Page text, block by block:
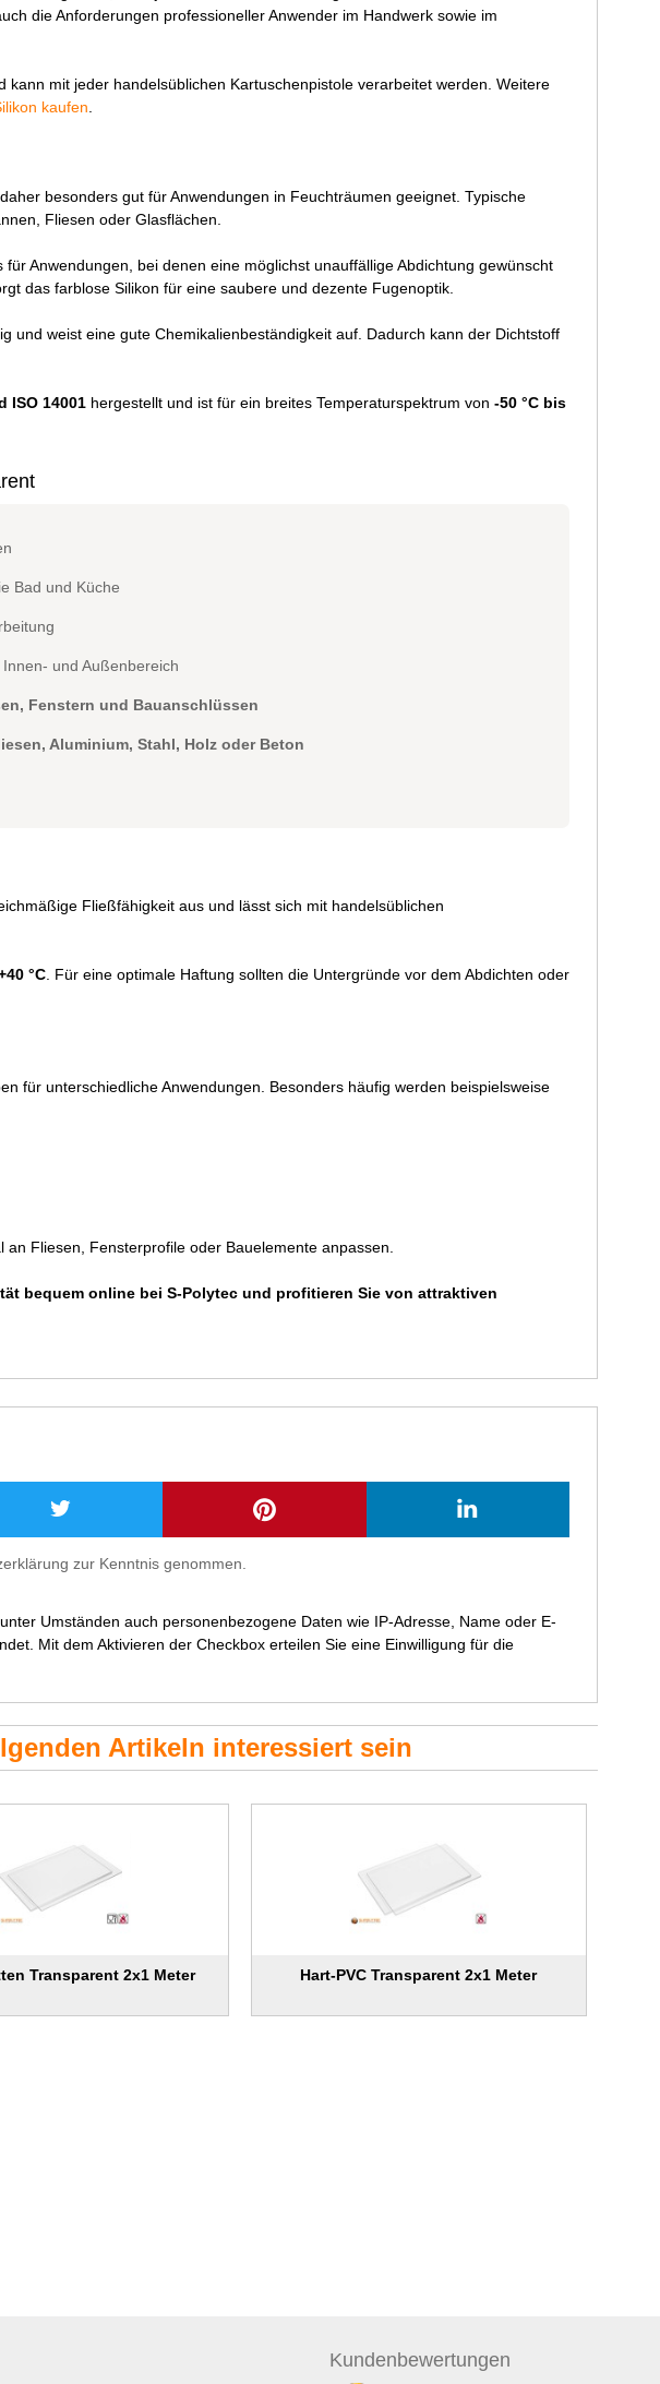
die Anforderungen professioneller Anwender im Handwerk sowie im
kann mit jeder handelsüblichen Kartuschenpistole verarbeitet werden. Weitere
kaufen.
besonders gut für Anwendungen in Feuchträumen geeignet. Typische
Fliesen oder Glasflächen.
Anwendungen, bei denen eine möglichst unauffällige Abdichtung gewünscht
das farblose Silikon für eine saubere und dezente Fugenoptik.
und weist eine gute Chemikalienbeständigkeit auf. Dadurch kann der Dichtstoff
ISO 14001 hergestellt und ist für ein breites Temperaturspektrum von -50 °C bis
Bad und Küche
und Außenbereich
Fenstern und Bauanschlüssen
Aluminium, Stahl, Holz oder Beton
Fließfähigkeit aus und lässt sich mit handelsüblichen
°C. Für eine optimale Haftung sollten die Untergründe vor dem Abdichten oder
für unterschiedliche Anwendungen. Besonders häufig werden beispielsweise
Fliesen, Fensterprofile oder Bauelemente anpassen.
bequem online bei S-Polytec und profitieren Sie von attraktiven
zur Kenntnis genommen.
Umständen auch personenbezogene Daten wie IP-Adresse, Name oder E-
Mit dem Aktivieren der Checkbox erteilen Sie eine Einwilligung für die
Artikeln interessiert sein
Transparent 2x1 Meter Hart-PVC Transparent 2x1 Meter
Kundenbewertungen